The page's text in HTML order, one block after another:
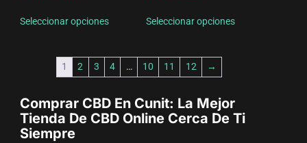
Seleccionar opciones Seleccionar opciones
1 2 3 4 … 10 11 12 →
Comprar CBD En Cunit: La Mejor
Tienda De CBD Online Cerca De Ti
Siempre